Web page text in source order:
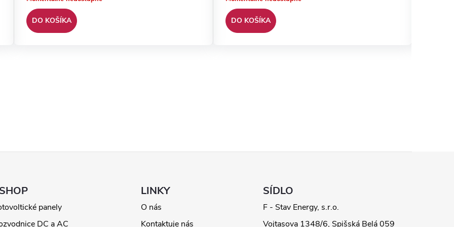
DO KOŠÍKA DO KOŠÍKA
panely
DC a AC
LINKY
O nás
Kontaktuje nás
SÍDLO
F - Stav Energy, s.r.o.
Vojtasova 1348/6, Spišská Belá 059